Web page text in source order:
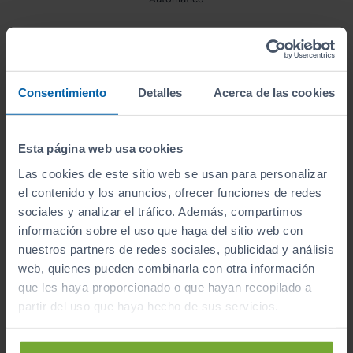
Consentimiento Detalles Acerca de las cookies
Esta página web usa cookies
Las cookies de este sitio web se usan para personalizar
el contenido y los anuncios, ofrecer funciones de redes
sociales y analizar el tráfico. Además, compartimos
información sobre el uso que haga del sitio web con
nuestros partners de redes sociales, publicidad y análisis
web, quienes pueden combinarla con otra información
que les haya proporcionado o que hayan recopilado a
partir del uso que haya hecho de sus servicios.
¡Ya somos más de 6.000 conductores satisfechos!
Inicio Coches de Segunda Mano
Superb
Apúntate y caza las ofertas
Apúntate a nuestro boletín y serás el primero en
recibir las nuevas entradas y ofertas.
Correo electrónico